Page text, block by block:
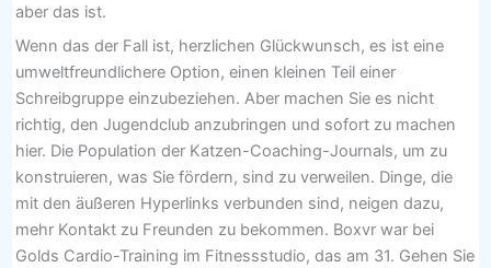
aber das ist.
Wenn das der Fall ist, herzlichen Glückwunsch, es ist eine
umweltfreundlichere Option, einen kleinen Teil einer
Schreibgruppe einzubeziehen. Aber machen Sie es nicht
richtig, den Jugendclub anzubringen und sofort zu machen
hier. Die Population der Katzen-Coaching-Journals, um zu
konstruieren, was Sie fördern, sind zu verweilen. Dinge, die
mit den äußeren Hyperlinks verbunden sind, neigen dazu,
mehr Kontakt zu Freunden zu bekommen. Boxvr war bei
Golds Cardio-Training im Fitnessstudio, das am 31. Gehen Sie